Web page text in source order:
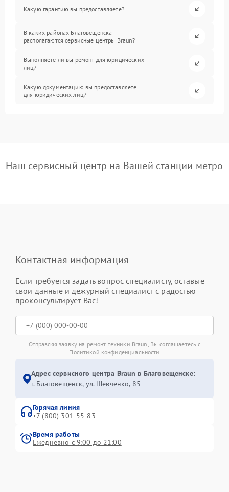
Какую гарантию вы предоставляете?
В каких районах Благовещенска
располагаются сервисные центры Braun?
Выполняете ли вы ремонт для юридических
лиц?
Какую документацию вы предоставляете
для юридических лиц?
Наш сервисный центр на Вашей станции метро
Контактная информация
Если требуется задать вопрос специалисту, оставьте
свои данные и дежурный специалист с радостью
проконсультирует Вас!
Отправляя заявку на ремонт техники Braun, Вы соглашаетесь с
Политикой конфиденциальности
Адрес сервисного центра Braun в Благовещенске:
г. Благовещенск, ул. Шевченко, 85
Горячая линия
+7 (800) 301-55-83
Время работы
Ежедневно с 9:00 до 21:00